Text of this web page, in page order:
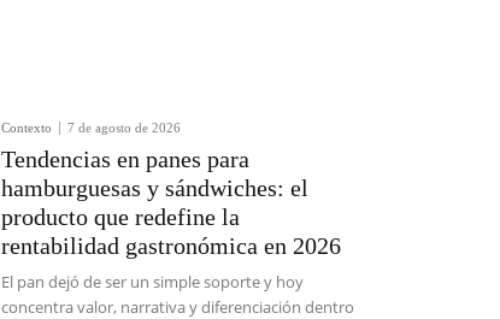
Contexto 7 de agosto de 2026
Tendencias en panes para
hamburguesas y sándwiches: el
producto que redefine la
rentabilidad gastronómica en 2026
El pan dejó de ser un simple soporte y hoy
concentra valor, narrativa y diferenciación dentro